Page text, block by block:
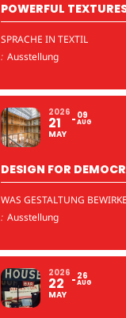
POWERFUL
SPRACHE IN TEXTIL
: Ausstellung
2026
21
MAY
09
AUG
DESIGN FOR
WAS GESTALTUNG
: Ausstellung
2026
22
MAY
26
AUG